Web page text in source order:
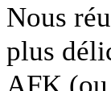
Nous
plus